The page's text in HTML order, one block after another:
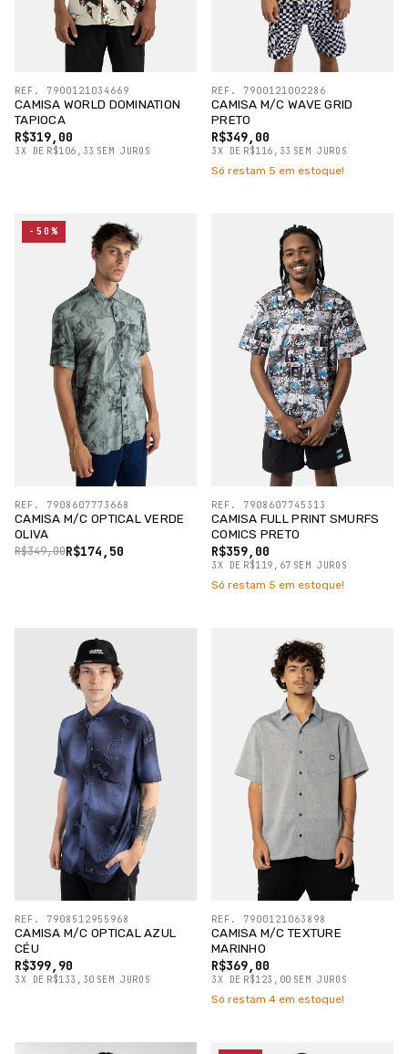
CAMISA WORLD DOMINATION
TAPIOCA
R$319,00
3X DE R$106,33 SEM JUROS
REF. 7900121034669
CAMISA M/C WAVE GRID
PRETO
R$349,00
3X DE R$116,33 SEM JUROS
REF. 7900121002286
Só restam 5 em estoque!
CAMISA M/C OPTICAL VERDE
OLIVA
R$174,50
R$349,00
REF. 7908607773668
-50%
CAMISA FULL PRINT SMURFS
COMICS PRETO
R$359,00
3X DE R$119,67 SEM JUROS
REF. 7908607745313
Só restam 5 em estoque!
CAMISA M/C OPTICAL AZUL
CÉU
R$399,90
3X DE R$133,30 SEM JUROS
REF. 7908512955968
CAMISA M/C TEXTURE
MARINHO
R$369,00
3X DE R$123,00 SEM JUROS
REF. 7900121063898
Só restam 4 em estoque!